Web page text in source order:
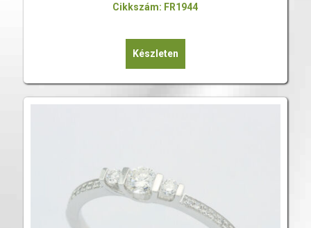
Cikkszám: FR1944
Készleten